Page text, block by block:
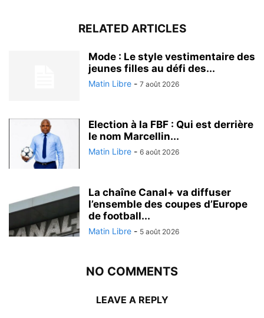
RELATED ARTICLES
Mode : Le style vestimentaire des
jeunes filles au défi des...
Matin Libre - 7 août 2026
Election à la FBF : Qui est derrière
le nom Marcellin...
Matin Libre - 6 août 2026
La chaîne Canal+ va diffuser
l’ensemble des coupes d’Europe
de football...
Matin Libre - 5 août 2026
NO COMMENTS
LEAVE A REPLY